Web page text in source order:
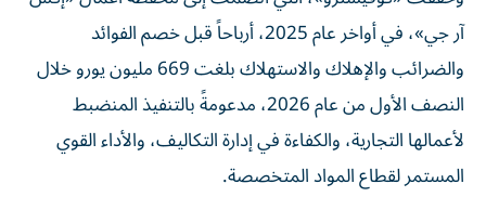
آر جي»، في أواخر عام 2025، أرباحاً قبل خصم الفوائد
والضرائب والإهلاك والاستهلاك بلغت 669 مليون يورو خلال
النصف الأول من عام 2026، مدعومةً بالتنفيذ المنضبط
لأعمالها التجارية، والكفاءة في إدارة التكاليف، والأداء القوي
المستمر لقطاع المواد المتخصصة.